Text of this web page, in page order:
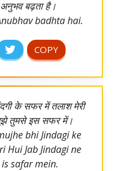
बढ़ता है।
badhta hai.
के सफर में तलाश मेरी
मुझे तुमसे इस सफर में।
bhi Jindagi ke
Hui Jab Jindagi ne
safar mein.